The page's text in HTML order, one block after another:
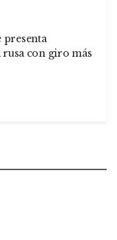
presenta
rusa con giro más